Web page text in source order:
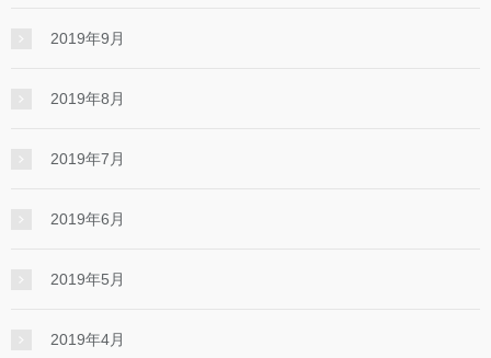
2019年9月
2019年8月
2019年7月
2019年6月
2019年5月
2019年4月